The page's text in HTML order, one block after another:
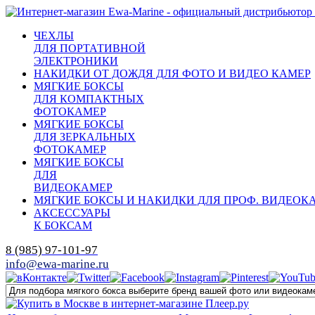
ЧЕХЛЫ
ДЛЯ ПОРТАТИВНОЙ
ЭЛЕКТРОНИКИ
НАКИДКИ ОТ ДОЖДЯ ДЛЯ ФОТО И ВИДЕО КАМЕР
МЯГКИЕ БОКСЫ
ДЛЯ КОМПАКТНЫХ
ФОТОКАМЕР
МЯГКИЕ БОКСЫ
ДЛЯ ЗЕРКАЛЬНЫХ
ФОТОКАМЕР
МЯГКИЕ БОКСЫ
ДЛЯ
ВИДЕОКАМЕР
МЯГКИЕ БОКСЫ И НАКИДКИ ДЛЯ ПРОФ.
АКСЕССУАРЫ
К БОКСАМ
8 (985) 97-101-97
info@ewa-marine.ru